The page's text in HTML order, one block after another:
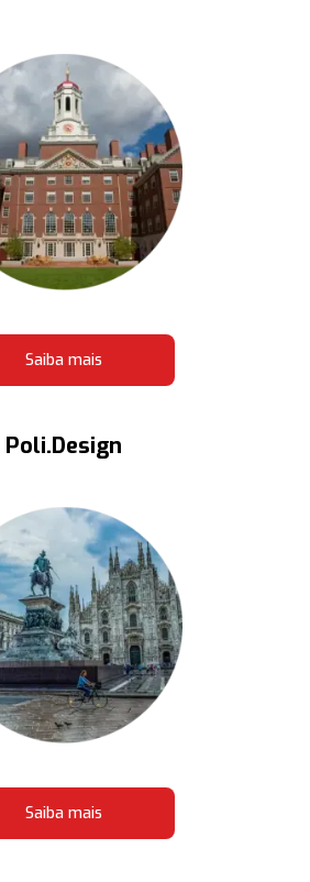
Saiba mais
Poli.Design
Saiba mais